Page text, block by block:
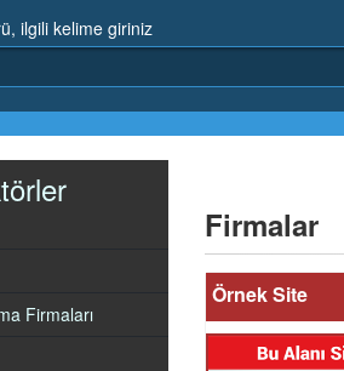
ilgili kelime giriniz
Firmaları
Firmalar
Örnek Site